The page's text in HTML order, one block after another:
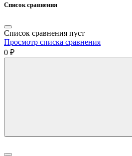
Список сравнения
Список сравнения пуст
Просмотр списка сравнения
0 ₽